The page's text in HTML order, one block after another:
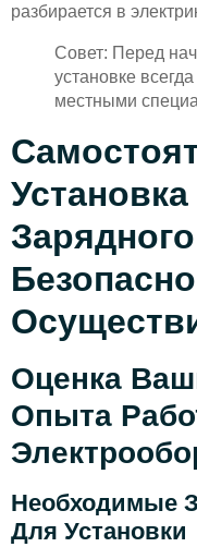
разбирается в
Совет: Перед
установке
местными
Оценка
Опыта
Необходимые
Для Установки